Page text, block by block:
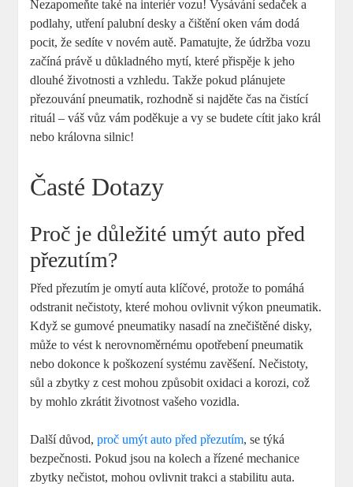
Nezapomeňte také na interiér vozu! Vysávání sedaček a
podlahy, utření palubní desky a čištění oken vám dodá
pocit, že sedíte v novém autě. Pamatujte, že údržba vozu
začíná právě u důkladného mytí, které přispěje k jeho
dlouhé životnosti a vzhledu. Takže pokud plánujete
přezouvání pneumatik, rozhodně si najděte čas na čistící
rituál – váš vůz vám poděkuje a vy se budete cítit jako král
nebo královna silnic!
Časté Dotazy
Proč je důležité umýt auto před
přezutím?
Před přezutím je omytí auta klíčové, protože to pomáhá
odstranit nečistoty, které mohou ovlivnit výkon pneumatik.
Když se gumové pneumatiky nasadí na znečištěné disky,
může to vést k nerovnoměrnému opotřebení pneumatik
nebo dokonce k poškození systému zavěšení. Nečistoty,
sůl a zbytky z cest mohou způsobit oxidaci a korozi, což
by mohlo zkrátit životnost vašeho vozidla.
Další důvod,proč umýt auto před přezutím, se týká
bezpečnosti. Pokud jsou na kolech a řízené mechanice
zbytky nečistot, mohou ovlivnit trakci a stabilitu auta.